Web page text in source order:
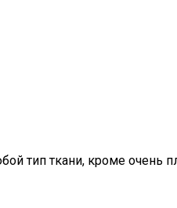
тип ткани, кроме очень